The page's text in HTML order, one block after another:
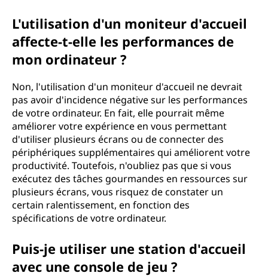
L'utilisation d'un moniteur d'accueil
affecte-t-elle les performances de
mon ordinateur ?
Non, l'utilisation d'un moniteur d'accueil ne devrait
pas avoir d'incidence négative sur les performances
de votre ordinateur. En fait, elle pourrait même
améliorer votre expérience en vous permettant
d'utiliser plusieurs écrans ou de connecter des
périphériques supplémentaires qui améliorent votre
productivité. Toutefois, n'oubliez pas que si vous
exécutez des tâches gourmandes en ressources sur
plusieurs écrans, vous risquez de constater un
certain ralentissement, en fonction des
spécifications de votre ordinateur.
Puis-je utiliser une station d'accueil
avec une console de jeu ?